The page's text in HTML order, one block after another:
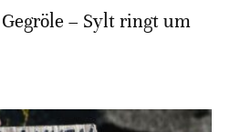
– Sylt ringt um